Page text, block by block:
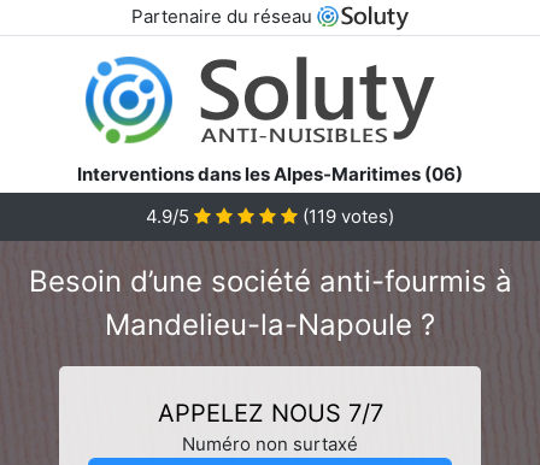
Partenaire du réseau
Interventions dans les Alpes-Maritimes (06)
4.9/5
(119 votes)
Besoin d’une société anti-fourmis à
Mandelieu-la-Napoule ?
APPELEZ NOUS 7/7
Numéro non surtaxé